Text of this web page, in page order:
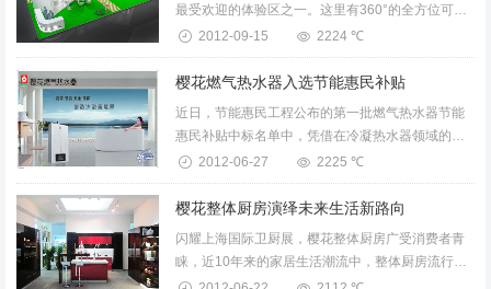
最受欢迎的体验区之一。这里有360°的全方位可视
面的樱花整体厨房“旋转时尚”系列，它打破了传统
的...
2012-09-15 2224 ℃
樱花燃气热水器入选节能惠民补贴
近日，节能惠民工程公布的第一批燃气热水器节能
惠民补贴中标名单中，凭借在冷凝热水器领域的强
大优势，樱花冷凝式热水器系列成功入选。
2006年，樱花首次将低NOx浓淡燃烧技术，成功导
入环保型数码燃气热水...
2012-06-27 2225 ℃
樱花整体厨房演绎未来生活新路向
闪耀上海国际卫厨展，樱花整体厨房广受消费者青
睐，近10年来的家居生活潮流中，整体厨房流行的
势头颇为强劲，这一点在刚刚结束的第17届中国国